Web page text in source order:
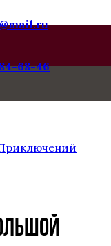
68-46